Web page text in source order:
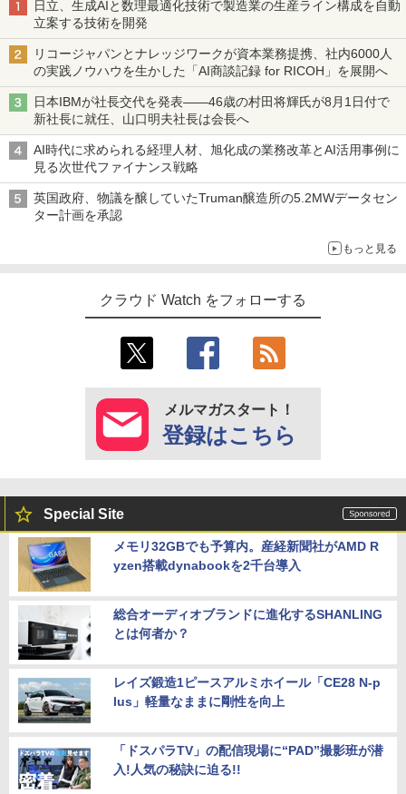
日立、生成AIと数理最適化技術で製造業の生産ライン構成を自動
立案する技術を開発
リコージャパンとナレッジワークが資本業務提携、社内6000人
の実践ノウハウを生かした「AI商談記録 for RICOH」を展開へ
日本IBMが社長交代を発表――46歳の村田将輝氏が8月1日付で
新社長に就任、山口明夫社長は会長へ
AI時代に求められる経理人材、旭化成の業務改革とAI活用事例に
見る次世代ファイナンス戦略
英国政府、物議を醸していたTruman醸造所の5.2MWデータセン
ター計画を承認
もっと見る
クラウド Watch をフォローする
メルマガスタート！
登録はこちら
Special Site
メモリ32GBでも予算内。産経新聞社がAMD R
yzen搭載dynabookを2千台導入
総合オーディオブランドに進化するSHANLING
とは何者か？
レイズ鍛造1ピースアルミホイール「CE28 N-p
lus」軽量なままに剛性を向上
「ドスパラTV」の配信現場に“PAD”撮影班が潜
入!人気の秘訣に迫る!!